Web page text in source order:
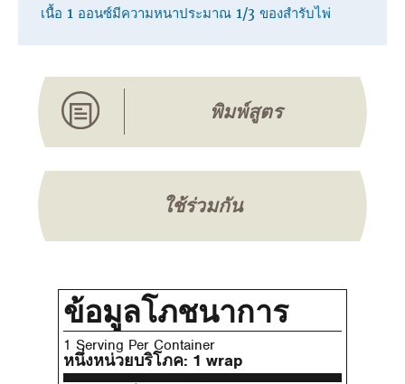
เนื้อ 1 ออนซ์มีความหนาประมาณ 1/3 ของสํารับไพ่
พิมพ์สูตร
ใช้ร่วมกัน
ข้อมูลโภชนาการ
1 Serving Per Container
หนึ่งหน่วยบริโภค: 1 wrap